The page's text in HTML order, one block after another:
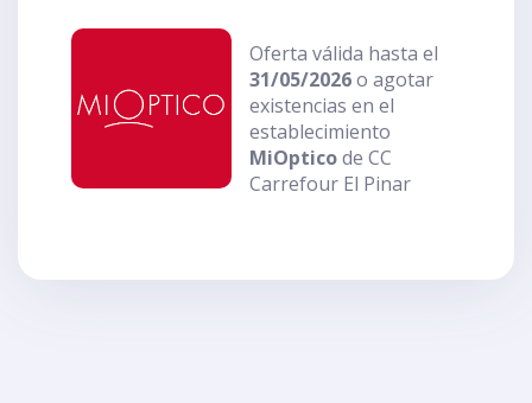
Oferta válida hasta el
31/05/2026o agotar
existencias en el
establecimiento
MiOpticode CC
Carrefour El Pinar